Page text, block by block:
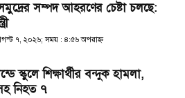
সম্পদ আহরণের চেষ্টা চলছে:
৭, ২০২৬; সময় : ৪:৫৬ অপরাহ্ণ
স্কুলে শিক্ষার্থীর বন্দুক হামলা,
নিহত ৭